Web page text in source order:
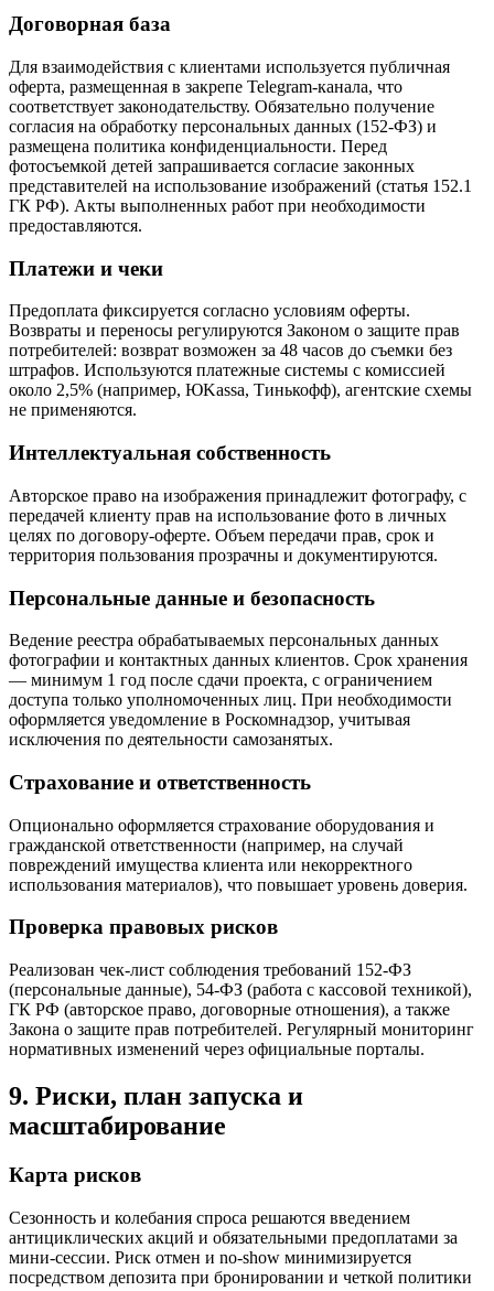
Договорная база
Для взаимодействия с клиентами используется публичная
оферта, размещенная в закрепе Telegram-канала, что
соответствует законодательству. Обязательно получение
согласия на обработку персональных данных (152-ФЗ) и
размещена политика конфиденциальности. Перед
фотосъемкой детей запрашивается согласие законных
представителей на использование изображений (статья 152.1
ГК РФ). Акты выполненных работ при необходимости
предоставляются.
Платежи и чеки
Предоплата фиксируется согласно условиям оферты.
Возвраты и переносы регулируются Законом о защите прав
потребителей: возврат возможен за 48 часов до съемки без
штрафов. Используются платежные системы с комиссией
около 2,5% (например, ЮKassa, Тинькофф), агентские схемы
не применяются.
Интеллектуальная собственность
Авторское право на изображения принадлежит фотографу, с
передачей клиенту прав на использование фото в личных
целях по договору-оферте. Объем передачи прав, срок и
территория пользования прозрачны и документируются.
Персональные данные и безопасность
Ведение реестра обрабатываемых персональных данных
фотографии и контактных данных клиентов. Срок хранения
— минимум 1 год после сдачи проекта, с ограничением
доступа только уполномоченных лиц. При необходимости
оформляется уведомление в Роскомнадзор, учитывая
исключения по деятельности самозанятых.
Страхование и ответственность
Опционально оформляется страхование оборудования и
гражданской ответственности (например, на случай
повреждений имущества клиента или некорректного
использования материалов), что повышает уровень доверия.
Проверка правовых рисков
Реализован чек-лист соблюдения требований 152-ФЗ
(персональные данные), 54-ФЗ (работа с кассовой техникой),
ГК РФ (авторское право, договорные отношения), а также
Закона о защите прав потребителей. Регулярный мониторинг
нормативных изменений через официальные порталы.
9. Риски, план запуска и
масштабирование
Карта рисков
Сезонность и колебания спроса решаются введением
антициклических акций и обязательными предоплатами за
мини-сессии. Риск отмен и no-show минимизируется
посредством депозита при бронировании и четкой политики